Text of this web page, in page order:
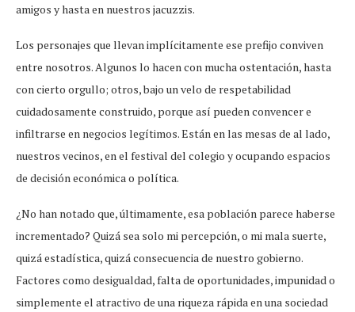
amigos y hasta en nuestros jacuzzis.
Los personajes que llevan implícitamente ese prefijo conviven
entre nosotros. Algunos lo hacen con mucha ostentación, hasta
con cierto orgullo; otros, bajo un velo de respetabilidad
cuidadosamente construido, porque así pueden convencer e
infiltrarse en negocios legítimos. Están en las mesas de al lado,
nuestros vecinos, en el festival del colegio y ocupando espacios
de decisión económica o política.
¿No han notado que, últimamente, esa población parece haberse
incrementado? Quizá sea solo mi percepción, o mi mala suerte,
quizá estadística, quizá consecuencia de nuestro gobierno.
Factores como desigualdad, falta de oportunidades, impunidad o
simplemente el atractivo de una riqueza rápida en una sociedad